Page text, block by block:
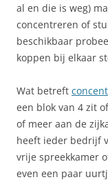
al en die is weg)
concentreren of
beschikbaar
koppen bij elkaar
Wat betreft
een blok van 4 zit
of meer aan de
heeft ieder bedrijf
vrije spreekkamer
even een paar